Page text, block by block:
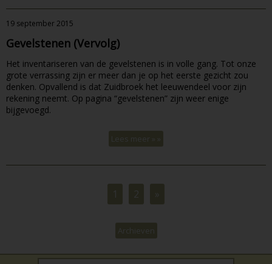
19 september 2015
Gevelstenen (Vervolg)
Het inventariseren van de gevelstenen is in volle gang. Tot onze
grote verrassing zijn er meer dan je op het eerste gezicht zou
denken. Opvallend is dat Zuidbroek het leeuwendeel voor zijn
rekening neemt. Op pagina “gevelstenen” zijn weer enige
bijgevoegd.
Lees meer » »
1 2 »
Archieven